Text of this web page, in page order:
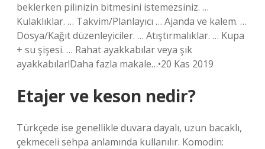
beklerken pilinizin bitmesini istemezsiniz. …
Kulaklıklar. … Takvim/Planlayıcı … Ajanda ve kalem. …
Dosya/Kağıt düzenleyiciler. … Atıştırmalıklar. … Kupa
+ su şişesi. … Rahat ayakkabılar veya şık
ayakkabılar!Daha fazla makale…•20 Kas 2019
Etajer ve keson nedir?
Türkçede ise genellikle duvara dayalı, uzun bacaklı,
çekmeceli sehpa anlamında kullanılır. Komodin: